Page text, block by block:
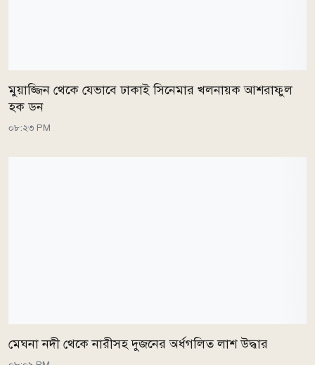
মুয়াজ্জিন থেকে যেভাবে ঢাকাই সিনেমার খলনায়ক আশরাফুল
হক ডন
০৮:২৩ PM
মেঘনা নদী থেকে নারীসহ দুজনের অর্ধগলিত লাশ উদ্ধার